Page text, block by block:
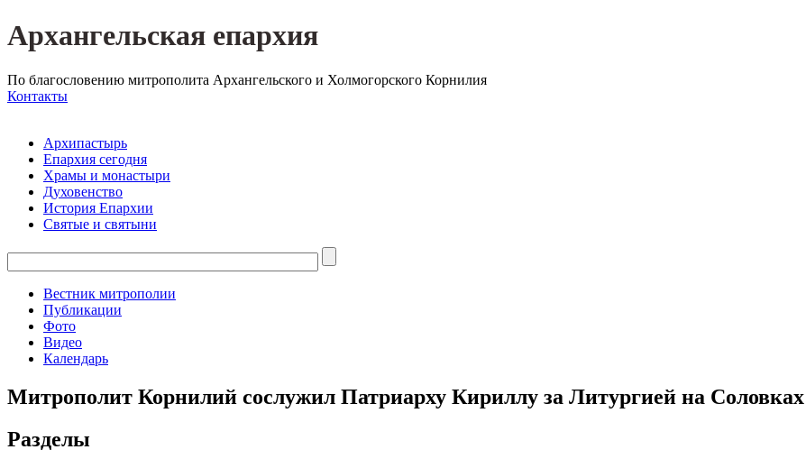
Архангельская епархия
По благословению митрополита Архангельского и Холмогорского Корнилия
Контакты
Архипастырь
Епархия сегодня
Храмы и монастыри
Духовенство
История Епархии
Святые и святыни
Вестник митрополии
Публикации
Фото
Видео
Календарь
Митрополит Корнилий сослужил Патриарху Кириллу за Литургией на Соловках
Разделы